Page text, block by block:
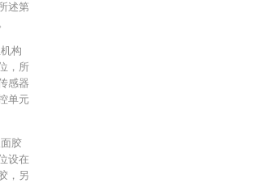
述第
构
，所
感器
单元
胶
设在
，另